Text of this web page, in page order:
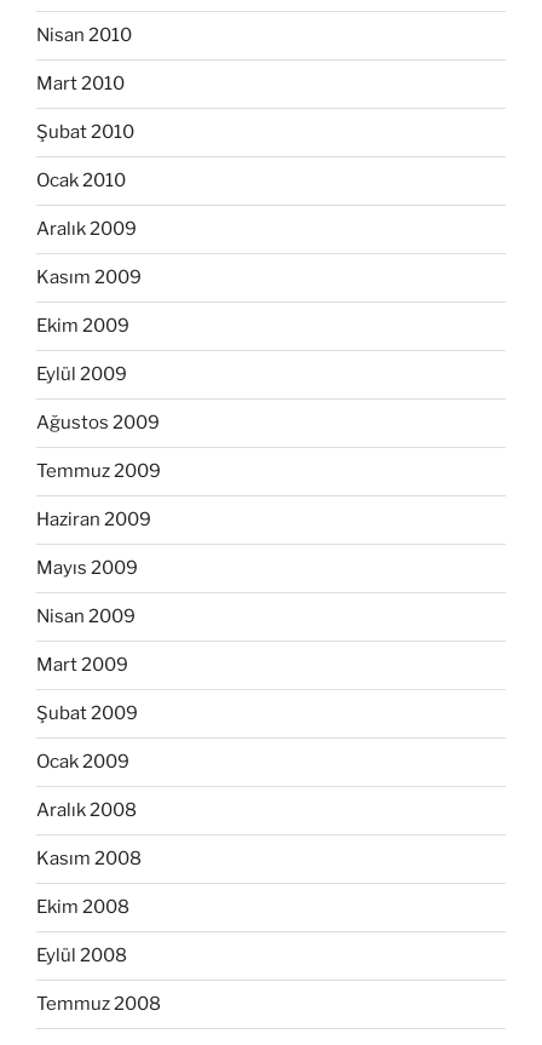
Nisan 2010
Mart 2010
Şubat 2010
Ocak 2010
Aralık 2009
Kasım 2009
Ekim 2009
Eylül 2009
Ağustos 2009
Temmuz 2009
Haziran 2009
Mayıs 2009
Nisan 2009
Mart 2009
Şubat 2009
Ocak 2009
Aralık 2008
Kasım 2008
Ekim 2008
Eylül 2008
Temmuz 2008